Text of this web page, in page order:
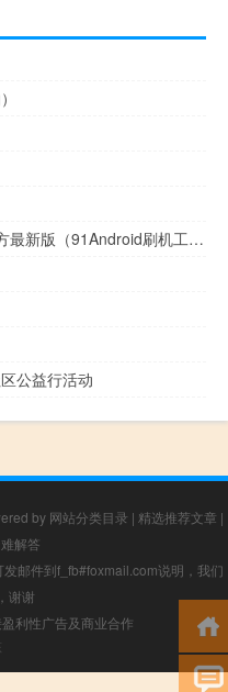
91Android刷机工具 V1.0.3.19 官方最新版（91Android刷机工具 V1.0.3.19 官方最新版功能简介）
公益行活动
by 网站分类目录 | 精选推荐文章 |
解答
邮件到f_fb#foxmail.com说明，我们
谢谢
利性广告及商业合作